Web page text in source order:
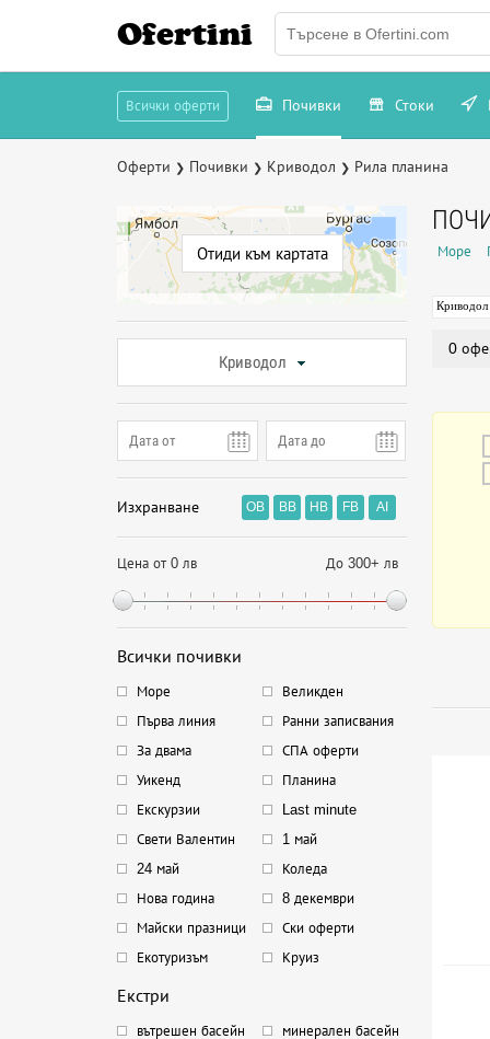
Ofertini
Всички оферти Почивки Стоки
Оферти ❯ Почивки ❯ Криводол ❯ Рила планина
Отиди към картата
Криводол
Изхранване OB BB HB FB AI
Цена от 0 лв До 300+ лв
Всички почивки
Море
Великден
Първа линия
Ранни записвания
За двама
СПА оферти
Уикенд
Планина
Екскурзии
Last minute
Свети Валентин
1 май
24 май
Коледа
Нова година
8 декември
Майски празници
Ски оферти
Екотуризъм
Круиз
Екстри
вътрешен басейн
минерален басейн
Море
Криводол
0